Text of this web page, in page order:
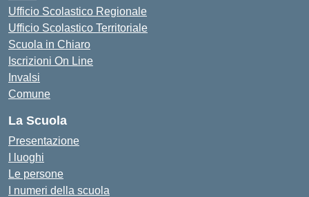
Ufficio Scolastico Regionale
Ufficio Scolastico Territoriale
Scuola in Chiaro
Iscrizioni On Line
Invalsi
Comune
La Scuola
Presentazione
I luoghi
Le persone
I numeri della scuola